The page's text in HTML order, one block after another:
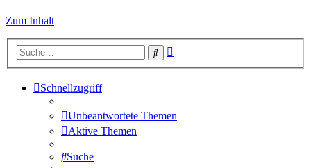
Zum Inhalt
Suche
Schnellzugriff
Unbeantwortete Themen
Aktive Themen
Suche